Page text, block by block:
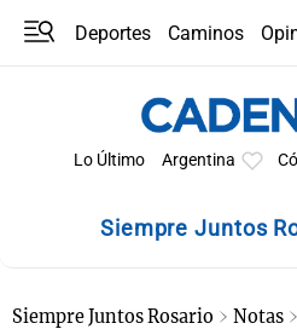
Deportes Caminos
Lo Último Argentina
Siempre Juntos
Siempre Juntos Rosario Notas